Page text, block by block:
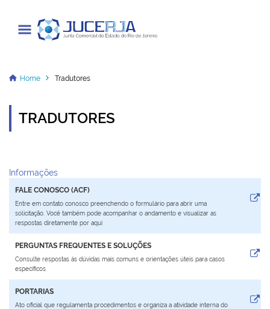
Cadastrar / Acessar
Transparência
Informações
Serviços
Legislação
Plenária
Home Tradutores
TRADUTORES
Informações
FALE CONOSCO (ACF)
Entre em contato conosco preenchendo o formulário para abrir uma
solicitação. Você também pode acompanhar o andamento e visualizar as
respostas diretamente por aqui
PERGUNTAS FREQUENTES E SOLUÇÕES
Consulte respostas às dúvidas mais comuns e orientações úteis para casos
específicos
PORTARIAS
Ato oficial que regulamenta procedimentos e organiza a atividade interna do